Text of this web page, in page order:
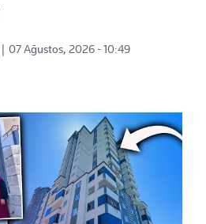
07 Ağustos, 2026 - 10:49